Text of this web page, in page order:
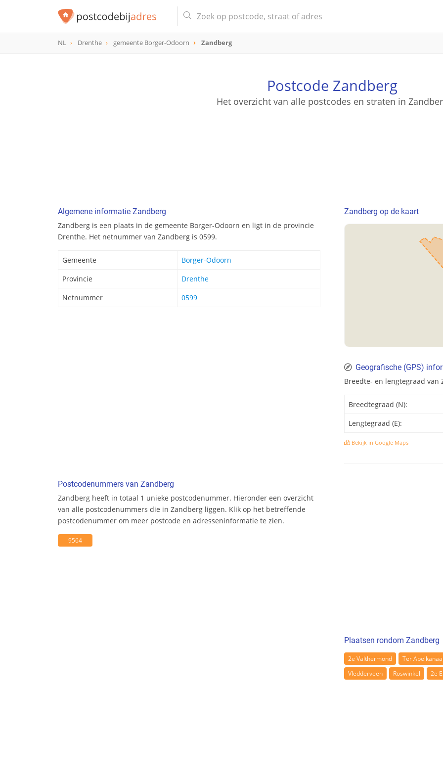
NL Drenthe gemeente Borger-Odoorn Zandberg
Postcode Zandberg
Het overzicht van alle postcodes en straten in
Algemene informatie Zandberg
Zandberg is een plaats in de gemeente Borger-Odoorn en ligt in de provincie
Drenthe. Het netnummer van Zandberg is 0599.
Gemeente
Borger-Odoorn
Provincie
Drenthe
Netnummer
0599
Postcodenummers van Zandberg
Zandberg heeft in totaal 1 unieke postcodenummer. Hieronder een overzicht
van alle postcodenummers die in Zandberg liggen. Klik op het betreffende
postcodenummer om meer postcode en adresseninformatie te zien.
9564
Zandberg op de kaart
Geografische (GPS)
Breedte- en lengtegraad van
Breedtegraad (N):
Lengtegraad (E):
Bekijk in Google Maps
Plaatsen rondom Zandberg
2e Valthermond Ter Apelkanaal
Vledderveen
Roswinkel 2e